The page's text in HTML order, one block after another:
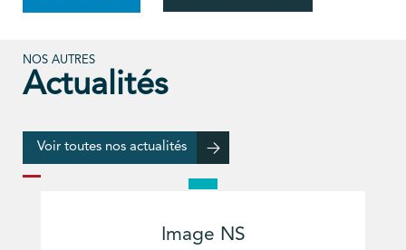
NOS AUTRES
Actualités
Voir toutes nos actualités
Image NS